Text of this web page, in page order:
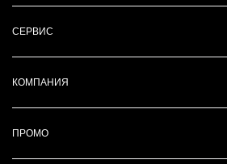
СЕРВИС
КОМПАНИЯ
ПРОМО